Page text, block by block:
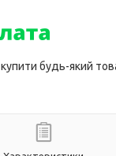
будь-який